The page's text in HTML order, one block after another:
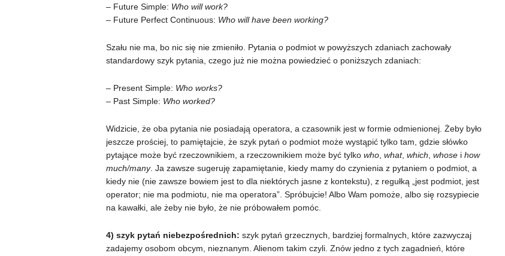
– Future Simple: Who will work?
– Future Perfect Continuous: Who will have been working?
Szału nie ma, bo nic się nie zmieniło. Pytania o podmiot w powyższych zdaniach zachowały
standardowy szyk pytania, czego już nie można powiedzieć o poniższych zdaniach:
– Present Simple: Who works?
– Past Simple: Who worked?
Widzicie, że oba pytania nie posiadają operatora, a czasownik jest w formie odmienionej. Żeby było
jeszcze prościej, to pamiętajcie, że szyk pytań o podmiot może wystąpić tylko tam, gdzie słówko
pytające może być rzeczownikiem, a rzeczownikiem może być tylko who, what, which whosei how
much/many. Ja zawsze sugeruję zapamiętanie, kiedy mamy do czynienia z pytaniem o podmiot, a
kiedy nie (nie zawsze bowiem jest to dla niektórych jasne z kontekstu), z regułką „jest podmiot, jest
operator; nie ma podmiotu, nie ma operatora”. Spróbujcie! Albo Wam pomoże, albo się rozsypiecie
na kawałki, ale żeby nie było, że nie próbowałem pomóc.
4) szyk pytań niebezpośrednich: szyk pytań grzecznych, bardziej formalnych, które zazwyczaj
zadajemy osobom obcym, nieznanym. Alienom takim czyli. Znów jedno z tych zagadnień, które